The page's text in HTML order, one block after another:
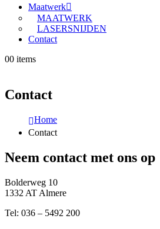
Maatwerk
MAATWERK
LASERSNIJDEN
Contact
00 items
Contact
Home
Contact
Neem contact met ons op
Bolderweg 10
1332 AT Almere
Tel: 036 – 5492 200